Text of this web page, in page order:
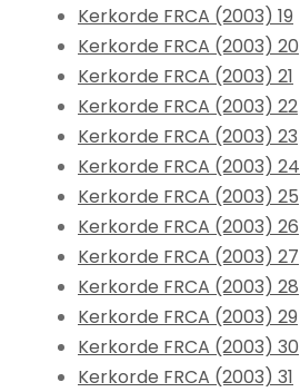
Kerkorde FRCA (2003) 19
Kerkorde FRCA (2003) 20
Kerkorde FRCA (2003) 21
Kerkorde FRCA (2003) 22
Kerkorde FRCA (2003) 23
Kerkorde FRCA (2003) 24
Kerkorde FRCA (2003) 25
Kerkorde FRCA (2003) 26
Kerkorde FRCA (2003) 27
Kerkorde FRCA (2003) 28
Kerkorde FRCA (2003) 29
Kerkorde FRCA (2003) 30
Kerkorde FRCA (2003) 31